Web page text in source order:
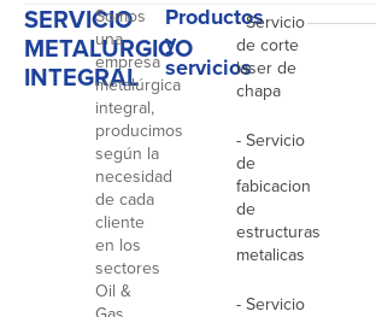
SERVICIO
METALURGICO
INTEGRAL
Somos
una
empresa
metalúrgica
integral,
producimos
según la
necesidad
de cada
cliente
en los
sectores
Oil &
Productos
y
servicios
- Servicio
de corte
laser de
chapa
- Servicio
de
fabicacion
de
estructuras
metalicas
- Servicio